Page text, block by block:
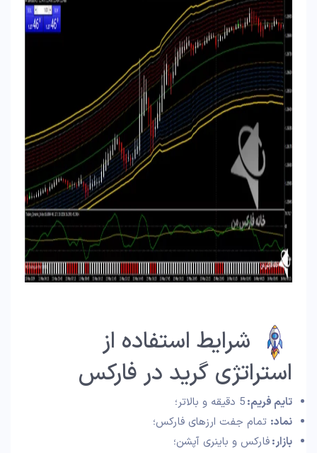
شرایط استفاده از
استراتژی گرید در فارکس
تایم فریم:5 دقیقه و بالاتر؛
نماد: تمام جفت ارزهای فارکس؛
بازار:فارکس و باینری آپشن؛